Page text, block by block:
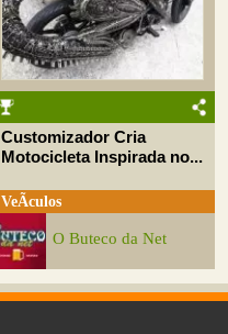
Customizador Cria
Motocicleta Inspirada no...
VeÃ­culos
O Buteco da Net